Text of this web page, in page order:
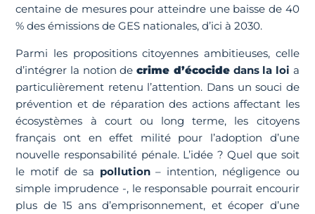
centaine de mesures pour atteindre une baisse de 40
% des émissions de GES nationales, d’ici à 2030.
Parmi les propositions citoyennes ambitieuses, celle
d’intégrer la notion decrime d’écocidedans la loi a
particulièrement retenu l’attention. Dans un souci de
prévention et de réparation des actions affectant les
écosystèmes à court ou long terme, les citoyens
français ont en effet milité pour l’adoption d’une
nouvelle responsabilité pénale. L’idée ? Quel que soit
le motif de sa pollution– intention, négligence ou
simple imprudence -, le responsable pourrait encourir
plus de 15 ans d’emprisonnement, et écoper d’une